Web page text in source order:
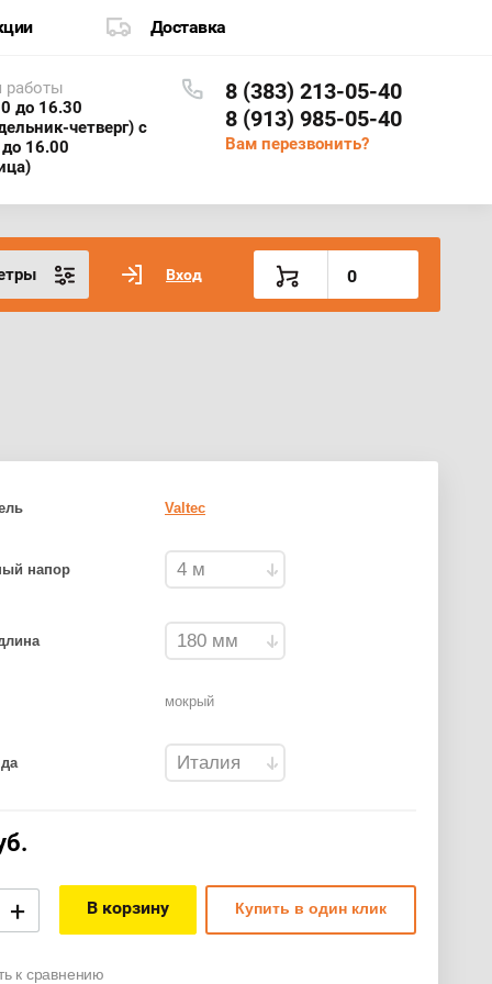
Доставка
работы
до 16.30
четверг) с
16.00
8 (383) 213-05-40
8 (913) 985-05-40
Вам перезвонить?
Вход 0
Valtec
напор
мокрый
+ В корзину Купить в один клик
к сравнению